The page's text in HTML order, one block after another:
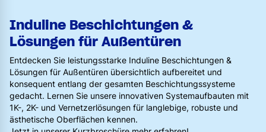
Induline Beschichtungen &
Lösungen für Außentüren
Entdecken Sie leistungsstarke Induline Beschichtungen &
Lösungen für Außentüren übersichtlich aufbereitet und
konsequent entlang der gesamten Beschichtungssysteme
gedacht. Lernen Sie unsere innovativen Systemaufbauten mit
1K-, 2K- und Vernetzerlösungen für langlebige, robuste und
ästhetische Oberflächen kennen.